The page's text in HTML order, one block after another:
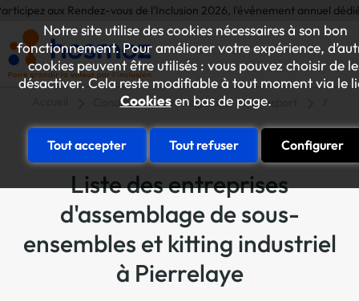
Notre site utilise des cookies nécessaires à son bon
fonctionnement. Pour améliorer votre expérience,
cookies peuvent être utilisés : vous pouvez choisir de
désactiver. Cela reste modifiable à tout moment via le
Cookiesen bas de page.
Tout accepter Tout refuser Configurer
Rendez-vous de l'Inclusion 2026, l'événement annuel dédié aux
Conditionnement, logistique et transport
Liste des entreprises
d'assemblage de sous-
ensembles et kitting industriel
à Pierrelaye